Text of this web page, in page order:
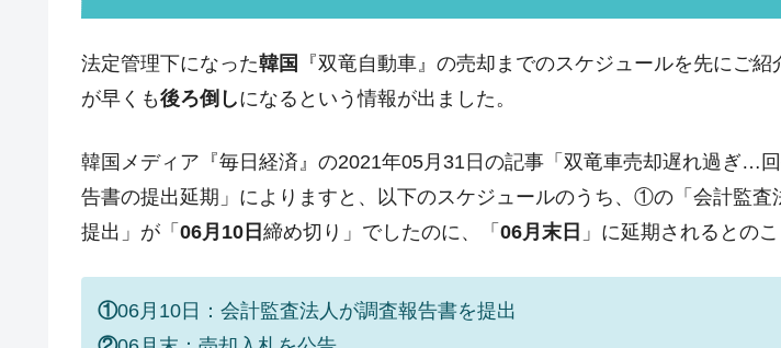
『Money1』 韓国は「中国と同じく」投資に不適格な国だ。
『Money1』 『韓国銀行』が「金の保有量を増やします」⇒「金を経由するドル入手」手段
『Money1』 韓国･帰ってきた李在明。李在明を支持しない「50.5％」に上昇
『Money1』
韓国大統領府ボンクラ政策室長が告発された ⇒ 国家が行った恐るべき株価操
壟断
『Money1』 韓国･警察職員が「丸刈りになって抗議活動」
『Money1』 中国だけが鉄鋼輸出を異常増加させる ⇒ 中国の過剰生産が世界を蝕む。
法定管理下になった韓国
『双竜自動車』の売却までのスケジュールを先にご
が早くも後ろ倒しになるという情報が出ました。
韓国メディア『毎日経済』の2021年05月31日の記事「双竜車売却遅れ過ぎ…
告書の提出延期」によりますと、以下のスケジュールのうち、①の「会計監査
提出」が「 06月10日 締め切り」でしたのに、「 06月末日 」に延期されるとのこ
①06月10日：会計監査法人が調査報告書を提出